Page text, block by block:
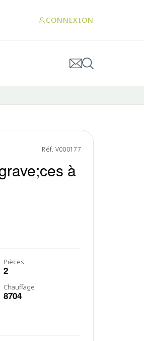
CONNEXION
Réf. V000177
à
Pièces
2
Chauffage
8704